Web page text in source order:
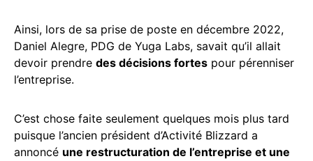
Ainsi, lors de sa prise de poste en décembre 2022,
Daniel Alegre, PDG de Yuga Labs, savait qu’il allait
devoir prendre des décisions fortes pour pérenniser
l’entreprise.
C’est chose faite seulement quelques mois plus tard
puisque l’ancien président d’Activité Blizzard a
annoncé une restructuration de l’entreprise et une